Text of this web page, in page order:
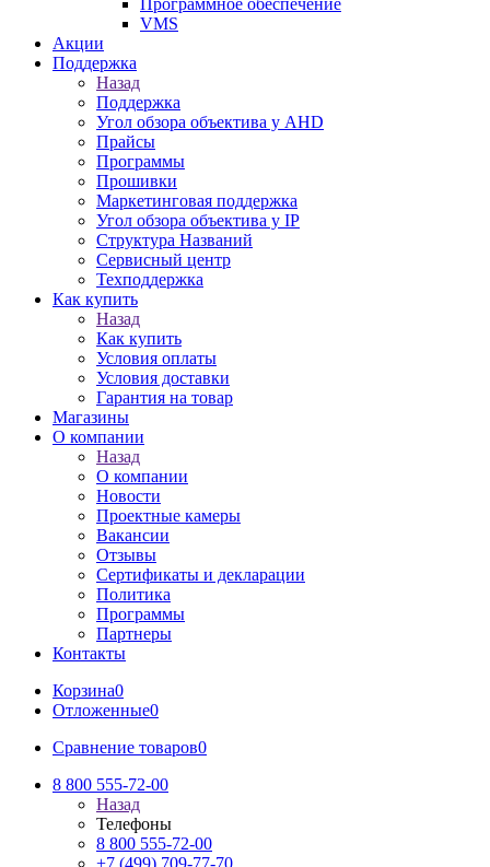
Программное обеспечение
VMS
Акции
Поддержка
Назад
Поддержка
Угол обзора объектива у AHD
Прайсы
Программы
Прошивки
Маркетинговая поддержка
Угол обзора объектива у IP
Структура Названий
Сервисный центр
Техподдержка
Как купить
Назад
Как купить
Условия оплаты
Условия доставки
Гарантия на товар
Магазины
О компании
Назад
О компании
Новости
Проектные камеры
Вакансии
Отзывы
Сертификаты и декларации
Политика
Программы
Партнеры
Контакты
Корзина0
Отложенные0
Сравнение товаров0
8 800 555-72-00
Назад
Телефоны
8 800 555-72-00
+7 (499) 709-77-70